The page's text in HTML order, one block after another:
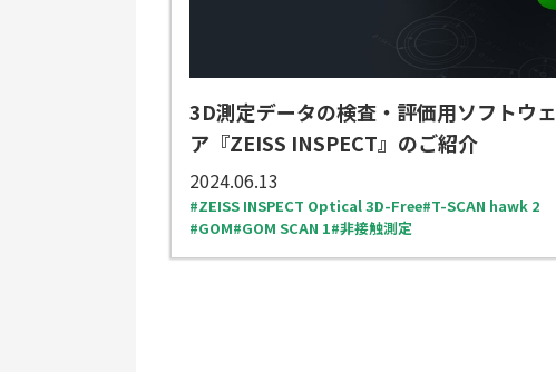
3D測定データの検査・評価用ソフトウェ
ア『ZEISS INSPECT』のご紹介
2024.06.13
ZEISS INSPECT Optical 3D-Free T-SCAN hawk 2
GOM GOM SCAN 1 非接触測定